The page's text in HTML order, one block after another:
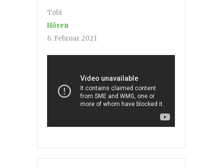
Tobi
Hören
6. Februar 2021